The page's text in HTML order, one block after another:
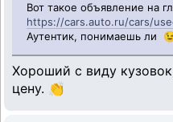
Вот такое объявление на
https://cars.auto.ru/cars/
Аутентик, понимаешь ли
Хороший с виду
цену. 👏